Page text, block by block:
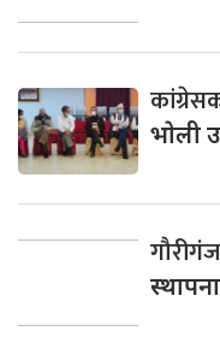
भाेली
स्थापना